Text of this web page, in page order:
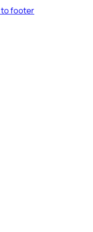
to footer